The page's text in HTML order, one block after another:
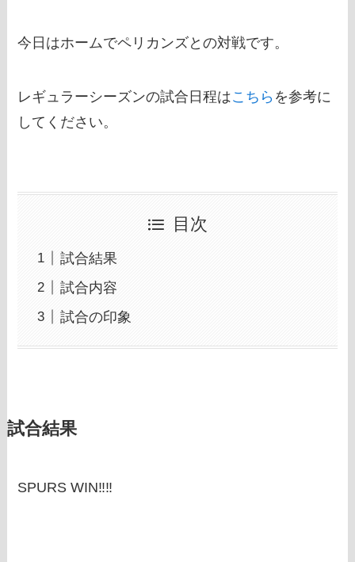
今日はホームでペリカンズとの対戦です。
レギュラーシーズンの試合日程はこちら を参考に
してください。
目次
試合結果
試合内容
試合の印象
試合結果
SPURS WIN‼‼